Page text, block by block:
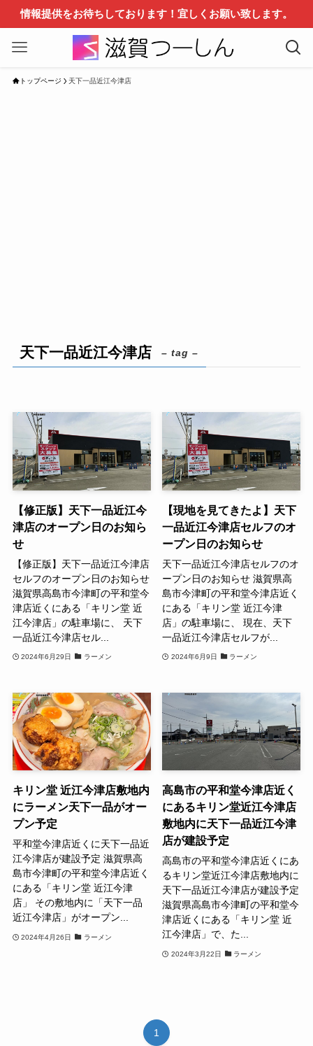
情報提供をお待ちしております！宜しくお願い致します。
トップページ 天下一品近江今津店
天下一品近江今津店 – tag –
【修正版】天下一品近江今
津店のオープン日のお知ら
せ
【修正版】天下一品近江今津店
セルフのオープン日のお知らせ
滋賀県高島市今津町の平和堂今
津店近くにある「キリン堂 近
江今津店」の駐車場に、 天下
一品近江今津店セル...
2024年6月29日 ラーメン
【現地を見てきたよ】天下
一品近江今津店セルフのオ
ープン日のお知らせ
天下一品近江今津店セルフのオ
ープン日のお知らせ 滋賀県高
島市今津町の平和堂今津店近く
にある「キリン堂 近江今津
店」の駐車場に、 現在、天下
一品近江今津店セルフが...
2024年6月9日 ラーメン
キリン堂 近江今津店敷地内
にラーメン天下一品がオー
プン予定
平和堂今津店近くに天下一品近
江今津店が建設予定 滋賀県高
島市今津町の平和堂今津店近く
にある「キリン堂 近江今津
店」 その敷地内に「天下一品
近江今津店」がオープン...
2024年4月26日 ラーメン
高島市の平和堂今津店近く
にあるキリン堂近江今津店
敷地内に天下一品近江今津
店が建設予定
高島市の平和堂今津店近くにあ
るキリン堂近江今津店敷地内に
天下一品近江今津店が建設予定
滋賀県高島市今津町の平和堂今
津店近くにある「キリン堂 近
江今津店」で、た...
2024年3月22日 ラーメン
1